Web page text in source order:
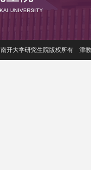
南开大学研究生院版权所有 津